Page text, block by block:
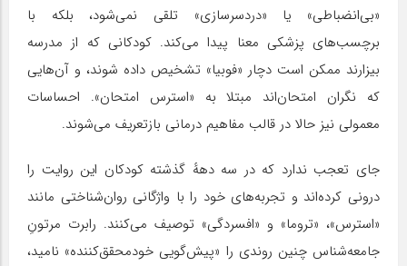
«بی‌انضباطی» یا «دردسرسازی» تلقی نمی‌شود، بلکه با
برچسب‌های پزشکی معنا پیدا می‌کند. کودکانی که از مدرسه
بیزارند ممکن است دچار «فوبیا» تشخیص داده شوند، و آن‌هایی
که نگران امتحان‌اند مبتلا به «استرس امتحان». احساسات
معمولی نیز حالا در قالب مفاهیم درمانی بازتعریف می‌شوند.
جای تعجب ندارد که در سه دههٔ گذشته کودکان این روایت را
درونی کرده‌اند و تجربه‌های خود را با واژگانی روان‌شناختی مانند
«استرس»، «تروما» و «افسردگی» توصیف می‌کنند. رابرت مرتونِ
جامعه‌شناس چنین روندی را «پیش‌گویی خودمحقق‌کننده» نامید،